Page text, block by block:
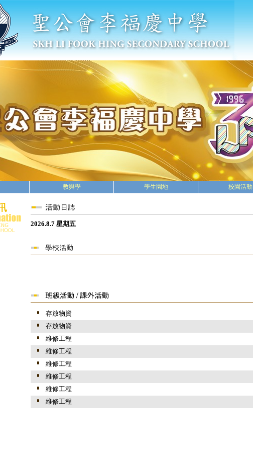
教與學 學生園地 校園活動
2026.8.7 星期五
存放物資
存放物資
維修工程
維修工程
維修工程
維修工程
維修工程
維修工程